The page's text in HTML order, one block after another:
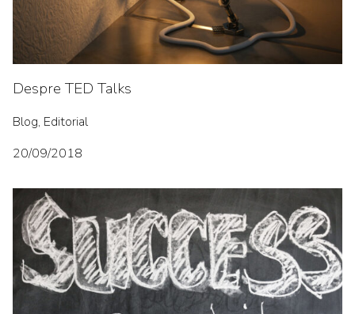
Despre TED Talks
Blog, Editorial
20/09/2018